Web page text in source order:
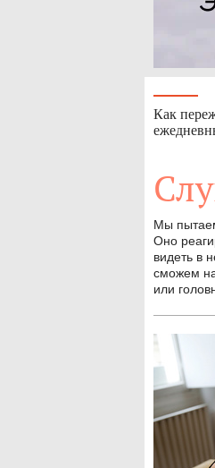
Как
Мы
Оно
видеть в
сможем
или